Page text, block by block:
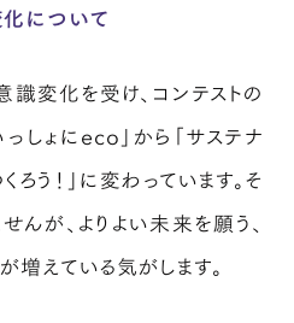
について
変化を受け、コンテストの
しょにeco」から「サステナ
う！」に変わっています。そ
んが、よりよい未来を願う、
増えている気がします。